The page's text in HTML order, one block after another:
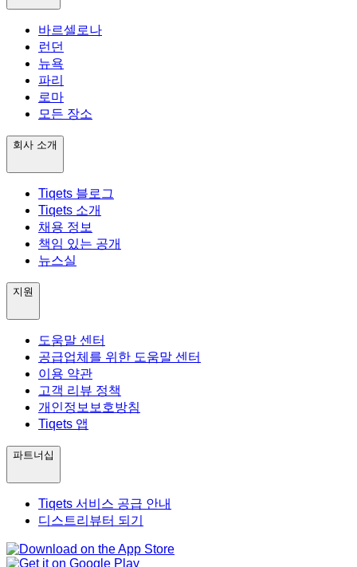
바르셀로나
런던
뉴욕
파리
로마
모든 장소
회사 소개
Tiqets 블로그
Tiqets 소개
채용 정보
책임 있는 공개
뉴스실
지원
도움말 센터
공급업체를 위한 도움말 센터
이용 약관
고객 리뷰 정책
개인정보보호방침
Tiqets 앱
파트너십
Tiqets 서비스 공급 안내
디스트리뷰터 되기